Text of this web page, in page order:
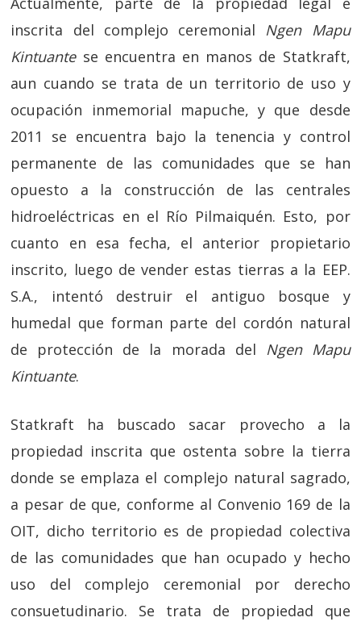
inscrita del complejo ceremonial Ngen Mapu
Kintuante se encuentra en manos de Statkraft,
aun cuando se trata de un territorio de uso y
ocupación inmemorial mapuche, y que desde
2011 se encuentra bajo la tenencia y control
permanente de las comunidades que se han
opuesto a la construcción de las centrales
hidroeléctricas en el Río Pilmaiquén. Esto, por
cuanto en esa fecha, el anterior propietario
inscrito, luego de vender estas tierras a la EEP.
S.A., intentó destruir el antiguo bosque y
humedal que forman parte del cordón natural
de protección de la morada del
Ngen Mapu
Kintuante.
Statkraft ha buscado sacar provecho a la
propiedad inscrita que ostenta sobre la tierra
donde se emplaza el complejo natural sagrado,
a pesar de que, conforme al Convenio 169 de la
OIT, dicho territorio es de propiedad colectiva
de las comunidades que han ocupado y hecho
uso del complejo ceremonial por derecho
consuetudinario. Se trata de propiedad que